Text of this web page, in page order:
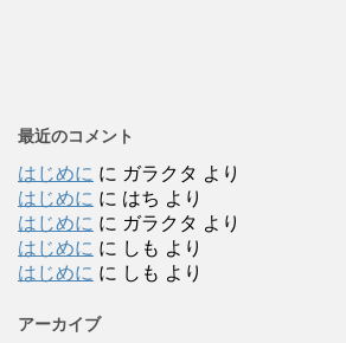
最近のコメント
はじめに に ガラクタ より
はじめに に はち より
はじめに に ガラクタ より
はじめに に しも より
はじめに に しも より
アーカイブ